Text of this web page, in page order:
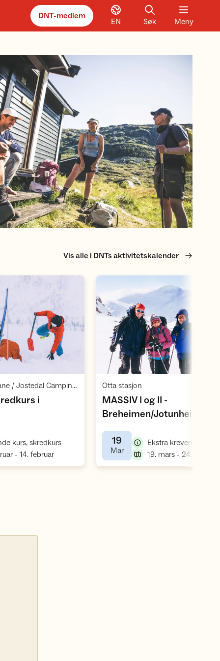
DNT-medlem
EN Søk Meny
Vis alle i DNTs aktivitetskalender
Åpne aktivitet
DNT Sogn og Fjordane / Jostedal Camping / Luster Kommune
,
i
kurs, skredkurs,
- 14. februar,
Åpne
Otta stasjon
MASSIV I og II -
Breheimen/Jotunheimen
19
Mar, 19. mars - 24. mars